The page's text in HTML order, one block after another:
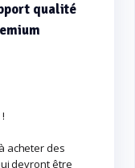
qualité
acheter des
devront être